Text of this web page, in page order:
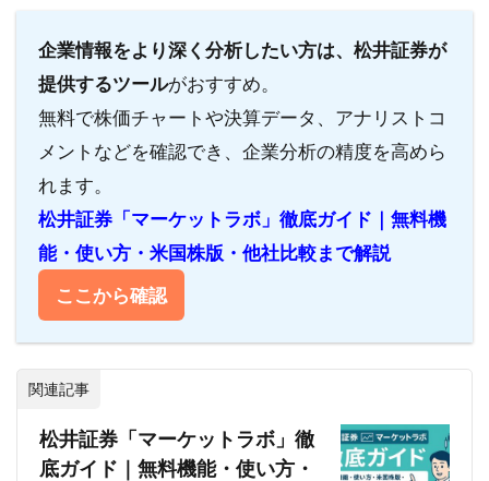
企業情報をより深く分析したい方は、松井証券が
提供するツールがおすすめ。
無料で株価チャートや決算データ、アナリストコ
メントなどを確認でき、企業分析の精度を高めら
れます。
松井証券「マーケットラボ」徹底ガイド｜無料機
能・使い方・米国株版・他社比較まで解説
ここから確認
関連記事
松井証券「マーケットラボ」徹
底ガイド｜無料機能・使い方・